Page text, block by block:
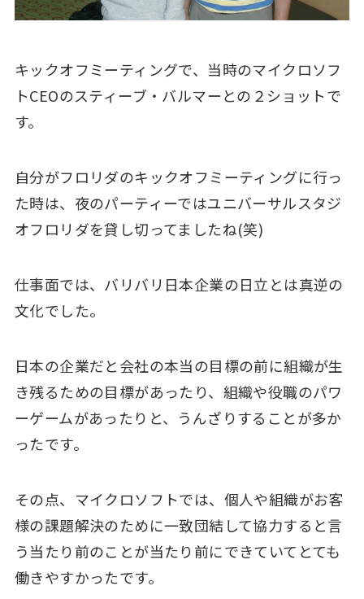
キックオフミーティングで、当時のマイクロソフ
トCEOのスティーブ・バルマーとの２ショットで
す。
自分がフロリダのキックオフミーティングに行っ
た時は、夜のパーティーではユニバーサルスタジ
オフロリダを貸し切ってましたね(笑)
仕事面では、バリバリ日本企業の日立とは真逆の
文化でした。
日本の企業だと会社の本当の目標の前に組織が生
き残るための目標があったり、組織や役職のパワ
ーゲームがあったりと、うんざりすることが多か
ったです。
その点、マイクロソフトでは、個人や組織がお客
様の課題解決のために一致団結して協力すると言
う当たり前のことが当たり前にできていてとても
働きやすかったです。